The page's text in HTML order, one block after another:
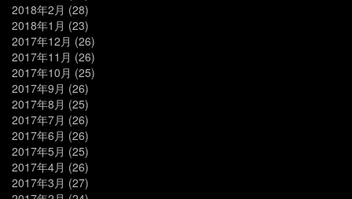
2018年2月 (28)
2018年1月 (23)
2017年12月 (26)
2017年11月 (26)
2017年10月 (25)
2017年9月 (26)
2017年8月 (25)
2017年7月 (26)
2017年6月 (26)
2017年5月 (25)
2017年4月 (26)
2017年3月 (27)